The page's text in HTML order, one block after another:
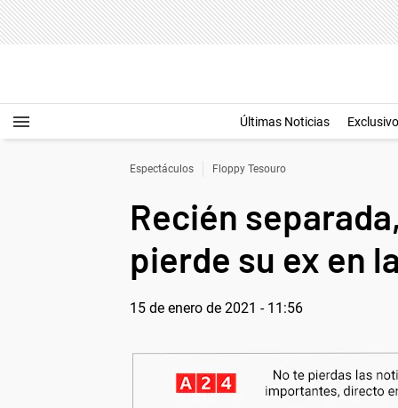
Últimas Noticias
Espectáculos Floppy Tesouro
Recién
pierde su ex en
15 de enero de 2021 - 11:56